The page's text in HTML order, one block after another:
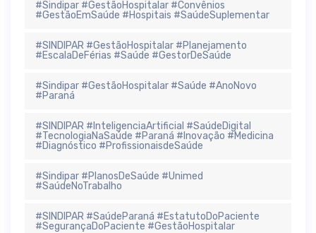
#Sindipar #GestãoHospitalar #Convênios
#GestãoEmSaúde #Hospitais #SaúdeSuplementar
#SINDIPAR #GestãoHospitalar #Planejamento
#EscalaDeFérias #Saúde #GestorDeSaúde
#Sindipar #GestãoHospitalar #Saúde #AnoNovo
#Paraná
#SINDIPAR #InteligenciaArtificial #SaúdeDigital
#TecnologiaNaSaúde #Paraná #Inovação #Medicina
#Diagnóstico #ProfissionaisdeSaúde
#Sindipar #PlanosDeSaúde #Unimed
#SaúdeNoTrabalho
#SINDIPAR #SaúdeParaná #EstatutoDoPaciente
#SegurançaDoPaciente #GestãoHospitalar